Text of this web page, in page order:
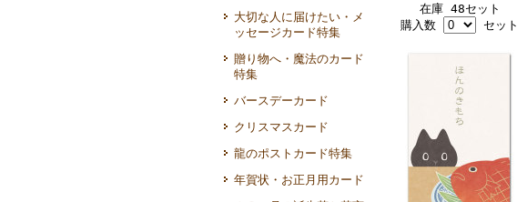
大切な人に届けたい・メ
ッセージカード特集
贈り物へ・魔法のカード
特集
バースデーカード
クリスマスカード
龍のポストカード特集
年賀状・お正月用カード
在庫 48セット
購入数
セット